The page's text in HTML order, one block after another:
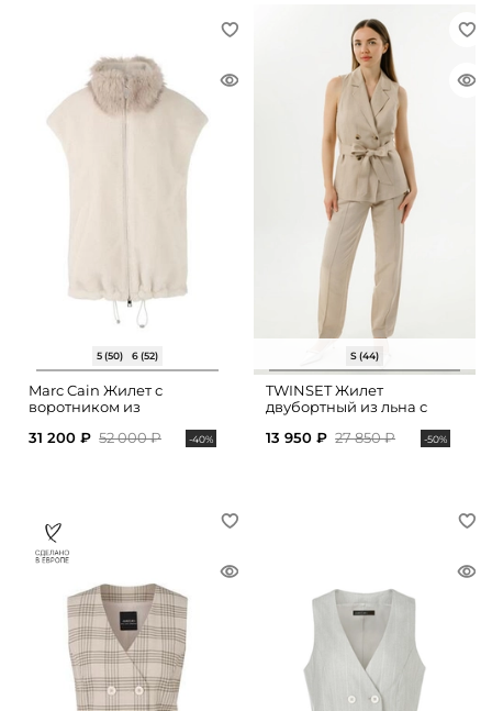
5 (50) 6 (52)
Marc Cain Жилет с
воротником из
31 200 ₽ 52 000 ₽ -40%
S (44)
TWINSET Жилет
двубортный из льна с
13 950 ₽ 27 850 ₽ -50%